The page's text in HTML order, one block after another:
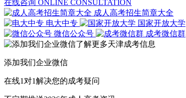
在线咨询 ONLINE CONSULTATION
成人高考招生简章大全
电大中专
国家开放大学
微信公众号
成考微信群
添加我们企业微信
在线1对1解决您的成考疑问